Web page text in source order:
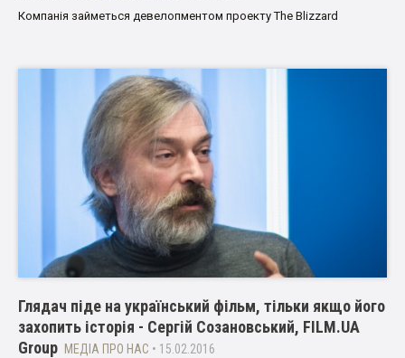
Компанія займеться девелопментом проекту The Blizzard
Глядач піде на український фільм, тільки якщо його
захопить історія - Сергій Созановський, FILM.UA
Group МЕДІА ПРО НАС • 15.02.2016